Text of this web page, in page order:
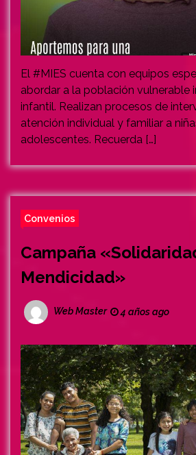
El #MIES cuenta con equipos
abordar a la población vulnerable
infantil. Realizan procesos de
atención individual y familiar a
adolescentes. Recuerda […]
Convenios
Campaña
Mendicidad»
Web Master 4 años ago